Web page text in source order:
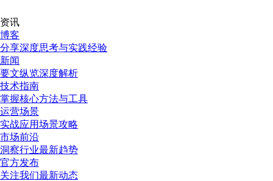
资讯
博客
分享深度思考与实践经验
新闻
要文纵览深度解析
技术指南
掌握核心方法与工具
运营场景
实战应用场景攻略
市场前沿
洞察行业最新趋势
官方发布
关注我们最新动态